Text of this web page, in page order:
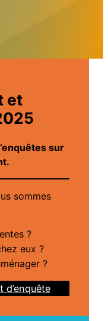
et
sur
sommes
?
eux ?
?
d’enquête